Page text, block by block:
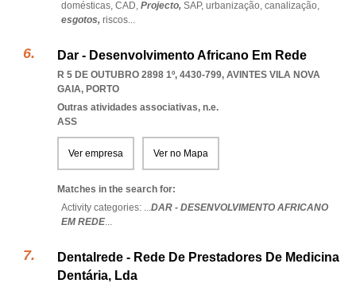
domésticas, CAD, Projecto, SAP, urbanização, canalização,
esgotos, riscos...
Dar - Desenvolvimento Africano Em Rede
R 5 DE OUTUBRO 2898 1º, 4430-799, AVINTES VILA NOVA
GAIA, PORTO
Outras atividades associativas, n.e.
ASS
Ver empresa Ver no Mapa
Matches in the search for:
Activity categories: ...DAR - DESENVOLVIMENTO AFRICANO
EM REDE...
Dentalrede - Rede De Prestadores De Medicina
Dentária, Lda